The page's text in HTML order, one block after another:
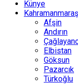
Künye
Kahramanmaraş
Afşin
Andırın
Elbistan
Göksun
Pazarcık
Türkoğlu